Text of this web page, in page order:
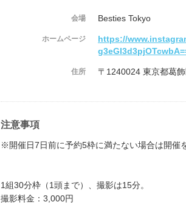
会場 Besties Tokyo
ホームページ
https://
住所 〒1240024 東京都葛
注意事項
※開催日7日前に予約5枠に満たない場合は開催
1組30分枠（1頭まで）、撮影は15分。
撮影料金：3,000円